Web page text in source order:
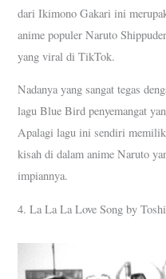
dari Ikimono Gakari ini
anime populer Naruto
yang viral di TikTok.
Nadanya yang sangat tegas
lagu Blue Bird penyemangat
Apalagi lagu ini sendiri
kisah di dalam anime Naruto
impiannya.
4. La La La Love Song by